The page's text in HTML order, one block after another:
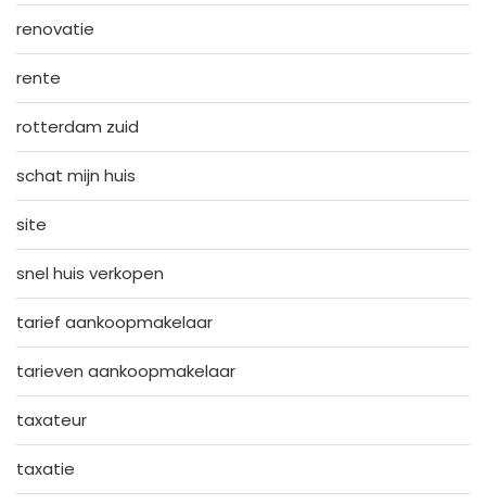
renovatie
rente
rotterdam zuid
schat mijn huis
site
snel huis verkopen
tarief aankoopmakelaar
tarieven aankoopmakelaar
taxateur
taxatie